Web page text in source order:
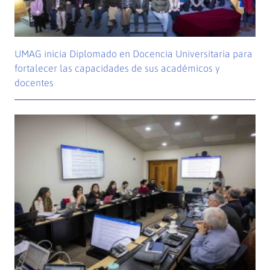
UMAG inicia Diplomado en Docencia Universitaria para
fortalecer las capacidades de sus académicos y
docentes